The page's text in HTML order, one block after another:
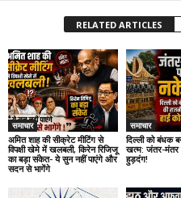
RELATED ARTICLES
समाचार
अमित शाह की सीक्रेट मीटिंग से
विपक्षी खेमे में खलबली, किरेन रिजिजू
का बड़ा संकेत- ये सुन नहीं पाएंगे और
सदन से भागेंगे
समाचार
दिल्ली को बंधक
खत्म: जंतर-मंतर
हुड़दंग!